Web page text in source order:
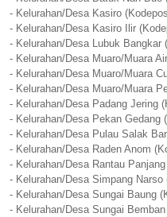
- Kelurahan/Desa Kasiro
- Kelurahan/Desa Kasiro Ilir
- Kelurahan/Desa Lubuk Bangkar
- Kelurahan/Desa Muaro/Muara
- Kelurahan/Desa Muaro/Muara
- Kelurahan/Desa Muaro/Muara
- Kelurahan/Desa Padang Jering
- Kelurahan/Desa Pekan Gedang
- Kelurahan/Desa Pulau Salak
- Kelurahan/Desa Raden Anom
- Kelurahan/Desa Rantau
- Kelurahan/Desa Simpang Narso
- Kelurahan/Desa Sungai Baung
- Kelurahan/Desa Sungai